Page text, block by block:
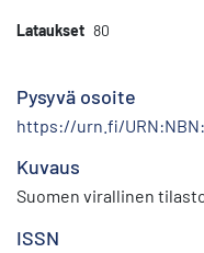
Lataukset 80
Pysyvä osoite
https://urn.fi/
Kuvaus
Suomen virallinen
ISSN